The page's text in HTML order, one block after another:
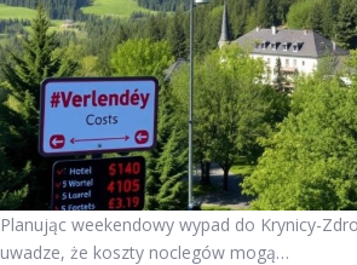
Planując weekendowy wypad do Krynicy-
uwadze, że koszty noclegów mogą…